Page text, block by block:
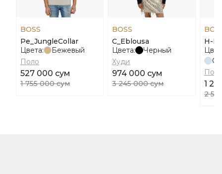
BOSS
Pe_JungleCollar
Цвета:
Бежевый
Поло
527 000 сум
1 755 000 сум
BOSS
C_Eblousa
Цвета:
Черный
Худи
974 000 сум
3 245 000 сум
H-
1
2